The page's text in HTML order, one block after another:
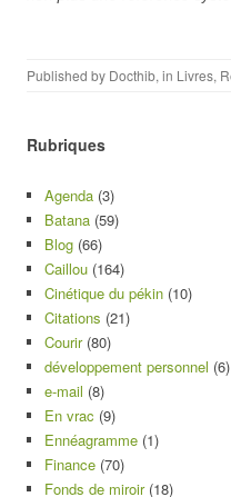
Published by Docthib, in Livres,
Rubriques
Agenda (3)
Batana (59)
Blog (66)
Caillou (164)
Cinétique du pékin (10)
Citations (21)
Courir(80)
développement personnel (6)
e-mail (8)
En vrac (9)
Ennéagramme (1)
Finance (70)
Fonds de miroir(18)